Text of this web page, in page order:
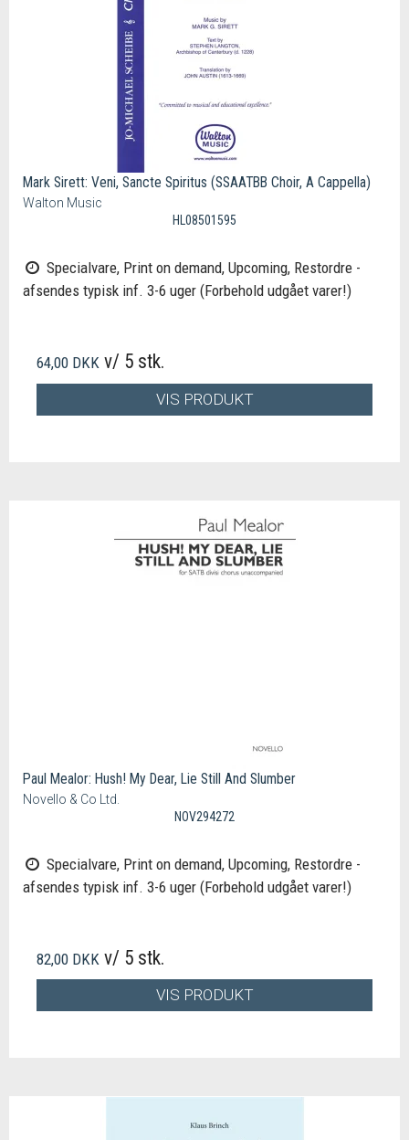
Mark Sirett: Veni, Sancte Spiritus (SSAATBB Choir, A Cappella)
Walton Music
HL08501595
Specialvare, Print on demand, Upcoming, Restordre -
afsendes typisk inf. 3-6 uger (Forbehold udgået varer!)
64,00 DKK v/ 5 stk.
VIS PRODUKT
Paul Mealor: Hush! My Dear, Lie Still And Slumber
Novello & Co Ltd.
NOV294272
Specialvare, Print on demand, Upcoming, Restordre -
afsendes typisk inf. 3-6 uger (Forbehold udgået varer!)
82,00 DKK v/ 5 stk.
VIS PRODUKT